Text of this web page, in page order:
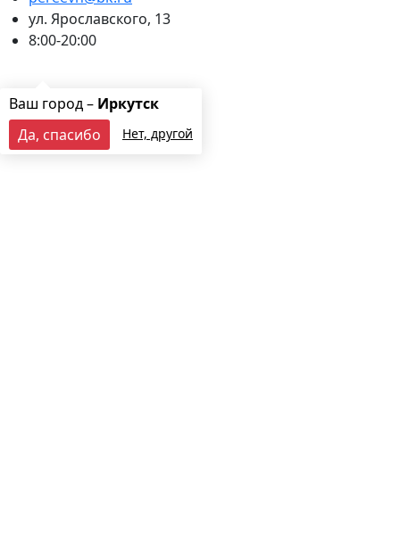
ул. Ярославского, 13
8:00-20:00
Ваш город – Иркутск
Да, спасибо
Нет, другой
Оставить заявку